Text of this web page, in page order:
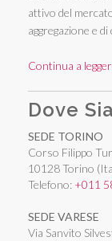
attivo del
aggregazione e
Continua a
Dove
SEDE TORINO
Corso Filippo
10128 Torino
Telefono: +011
SEDE VARESE
Via Sanvito